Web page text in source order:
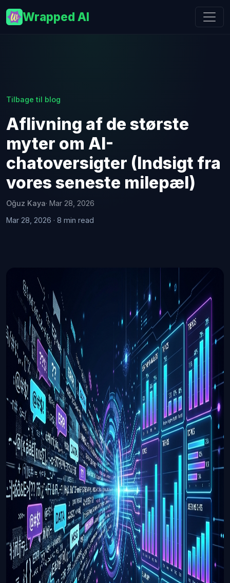
Wrapped AI
Tilbage til blog
Aflivning af de største
myter om AI-
chatoversigter (Indsigt fra
vores seneste milepæl)
Oğuz Kaya· Mar 28, 2026
Mar 28, 2026 · 8 min read